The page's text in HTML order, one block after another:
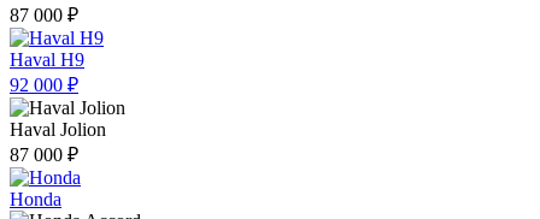
87 000 ₽
Haval H9
92 000 ₽
Haval Jolion
87 000 ₽
Honda